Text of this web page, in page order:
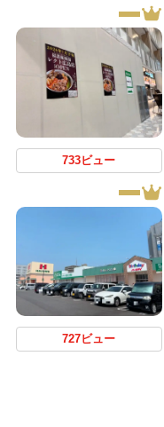
733ビュー
727ビュー